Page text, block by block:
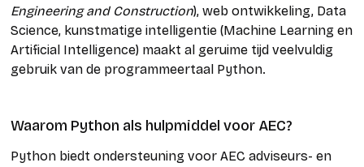
Engineering and Construction), web ontwikkeling, Data
Science, kunstmatige intelligentie (Machine Learning en
Artificial Intelligence) maakt al geruime tijd veelvuldig
gebruik van de programmeertaal Python.
Waarom Python als hulpmiddel voor AEC?
Python biedt ondersteuning voor AEC adviseurs- en